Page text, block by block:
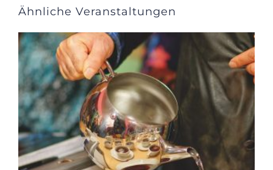
Ähnliche Veranstaltungen